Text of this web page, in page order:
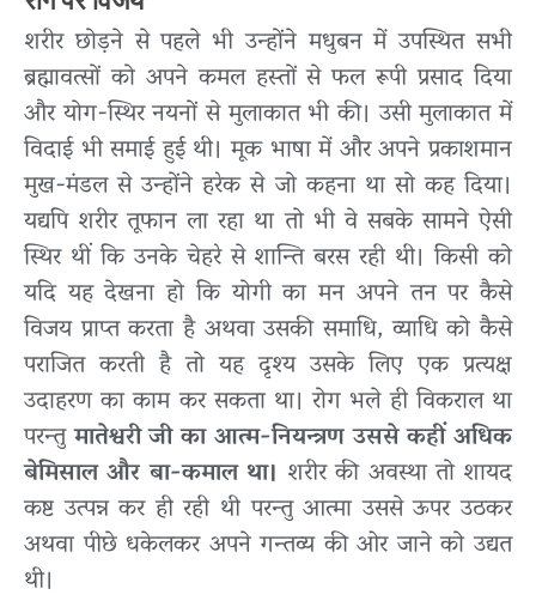
शरीर छोड़ने से पहले भी उन्होंने मधुबन में उपस्थित सभी
ब्रह्मावत्सों को अपने कमल हस्तों से फल रूपी प्रसाद दिया
और योग-स्थिर नयनों से मुलाकात भी की। उसी मुलाकात में
विदाई भी समाई हुई थी। मूक भाषा में और अपने प्रकाशमान
मुख-मंडल से उन्होंने हरेक से जो कहना था सो कह दिया।
यद्यपि शरीर तूफान ला रहा था तो भी वे सबके सामने ऐसी
स्थिर थीं कि उनके चेहरे से शान्ति बरस रही थी। किसी को
यदि यह देखना हो कि योगी का मन अपने तन पर कैसे
विजय प्राप्त करता है अथवा उसकी समाधि, व्याधि को कैसे
पराजित करती है तो यह दृश्य उसके लिए एक प्रत्यक्ष
उदाहरण का काम कर सकता था। रोग भले ही विकराल था
परन्तुमातेश्वरी जी का आत्म-नियन्त्रण उससे कहीं अधिक
बेमिसाल और बा-कमाल था। शरीर की अवस्था तो शायद
कष्ट उत्पन्न कर ही रही थी परन्तु आत्मा उससे ऊपर उठकर
अथवा पीछे धकेलकर अपने गन्तव्य की ओर जाने को उद्यत
थी।